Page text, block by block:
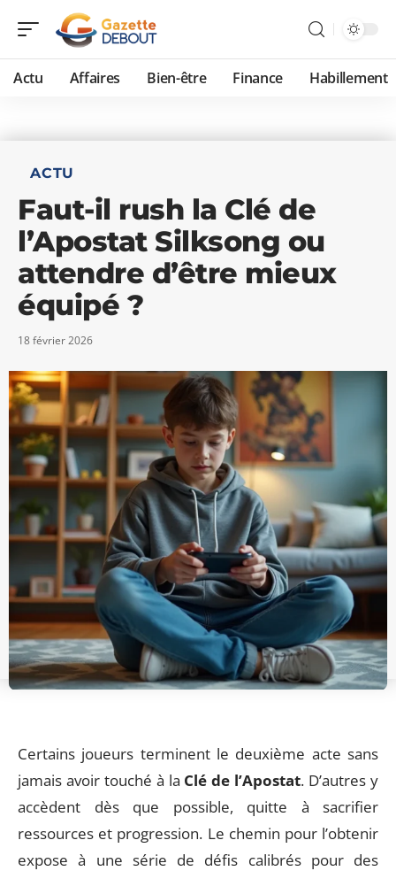
Actu Affaires Bien-être Finance Habillement
ACTU
Faut-il rush la Clé de
l’Apostat Silksong ou
attendre d’être mieux
équipé ?
18 février 2026
Certains joueurs terminent le deuxième acte sans
jamais avoir touché à la Clé de l’Apostat. D’autres y
accèdent dès que possible, quitte à sacrifier
ressources et progression. Le chemin pour l’obtenir
expose à une série de défis calibrés pour des